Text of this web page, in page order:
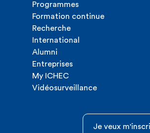
Programmes
Formation continue
Recherche
International
Alumni
Entreprises
My ICHEC
Vidéosurveillance
Je veux